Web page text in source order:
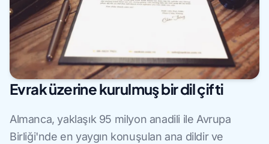
Evrak üzerine kurulmuş bir dil çifti
Almanca, yaklaşık 95 milyon anadili ile Avrupa
Birliği'nde en yaygın konuşulan ana dildir ve